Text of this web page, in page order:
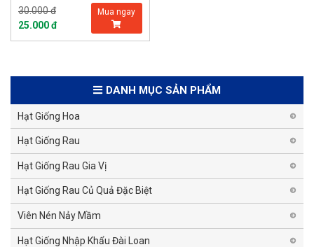
30.000 đ
25.000 đ
Mua ngay
DANH MỤC SẢN PHẨM
Hạt Giống Hoa
Hạt Giống Rau
Hạt Giống Rau Gia Vị
Hạt Giống Rau Củ Quả Đặc Biệt
Viên Nén Nảy Mầm
Hạt Giống Nhập Khẩu Đài Loan